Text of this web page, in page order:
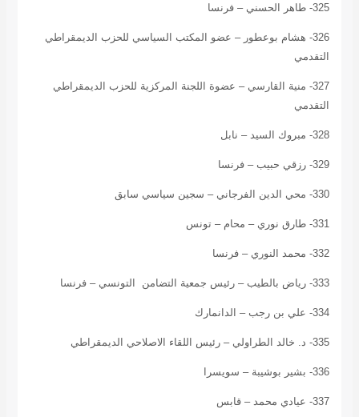
325- طاهر الحسني – فرنسا
326- هشام بوعطور – عضو المكتب السياسي للحزب الديمقراطي
التقدمي
327- منية القارسي – عضوة اللجنة المركزية للحزب الديمقراطي
التقدمي
328- مبروك السيد – نابل
329- رزقي حبيب – فرنسا
330- محي الدين الفرجاني – سجين سياسي سابق
331- طارق نوري – محام – تونس
332- محمد النوري – فرنسا
333- رياض بالطيب – رئيس جمعية التضامن التونسي – فرنسا
334- علي بن رجب – الدانمارك
335- د. خالد الطراولي – رئيس اللقاء الاصلاحي الديمقراطي
336- بشير بوشيبة – سويسرا
337- عيادي محمد – قابس